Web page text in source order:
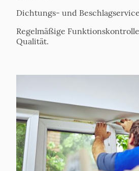
Dichtungs- und Beschlagservice
Regelmäßige
Qualität.